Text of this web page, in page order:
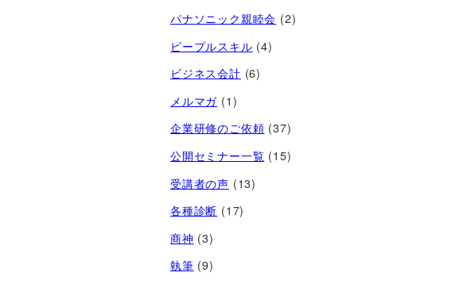
パナソニック親睦会 (2)
ピープルスキル (4)
ビジネス会計 (6)
メルマガ (1)
企業研修のご依頼 (37)
公開セミナー一覧 (15)
受講者の声 (13)
各種診断 (17)
商神 (3)
執筆 (9)